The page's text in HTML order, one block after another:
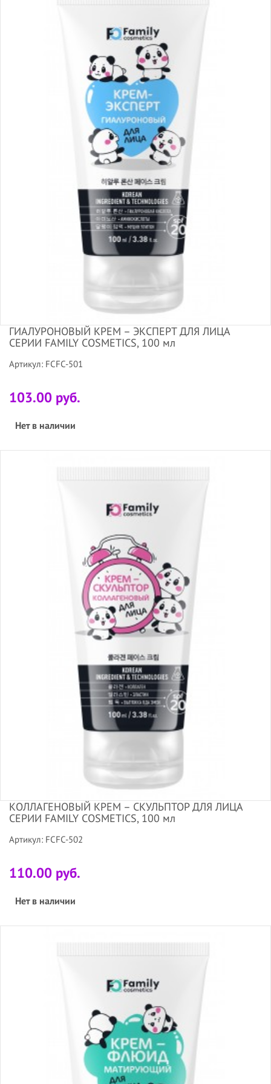
ГИАЛУРОНОВЫЙ КРЕМ – ЭКСПЕРТ ДЛЯ ЛИЦА
СЕРИИ FAMILY COSMETICS, 100 мл
Артикул: FCFC-501
103.00 руб.
Нет в наличии
КОЛЛАГЕНОВЫЙ КРЕМ – СКУЛЬПТОР ДЛЯ ЛИЦА
СЕРИИ FAMILY COSMETICS, 100 мл
Артикул: FCFC-502
110.00 руб.
Нет в наличии